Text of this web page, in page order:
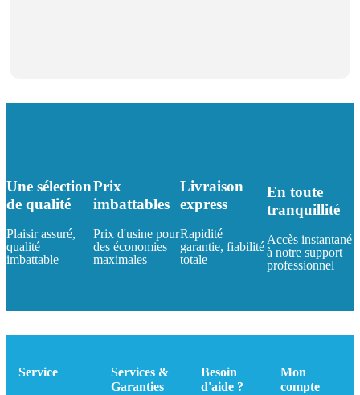
Une sélection
de qualité
Plaisir assuré,
qualité
imbattable
Prix
imbattables
Prix d'usine pour
des économies
maximales
Livraison
express
Rapidité
garantie, fiabilité
totale
En toute
tranquillité
Accès instantané
à notre support
professionnel
Service
Services &
Garanties
Besoin
d'aide ?
Mon
compte